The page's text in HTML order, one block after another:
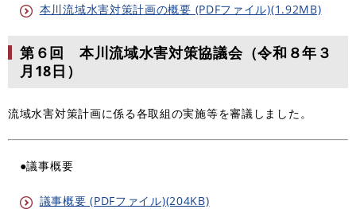
本川流域水害対策計画の概要 (PDFファイル)(1.92MB)
第６回 本川流域水害対策協議会（令和８年３
月18日）
流域水害対策計画に係る各取組の実施等を審議しました。
●議事概要
議事概要 (PDFファイル)(204KB)